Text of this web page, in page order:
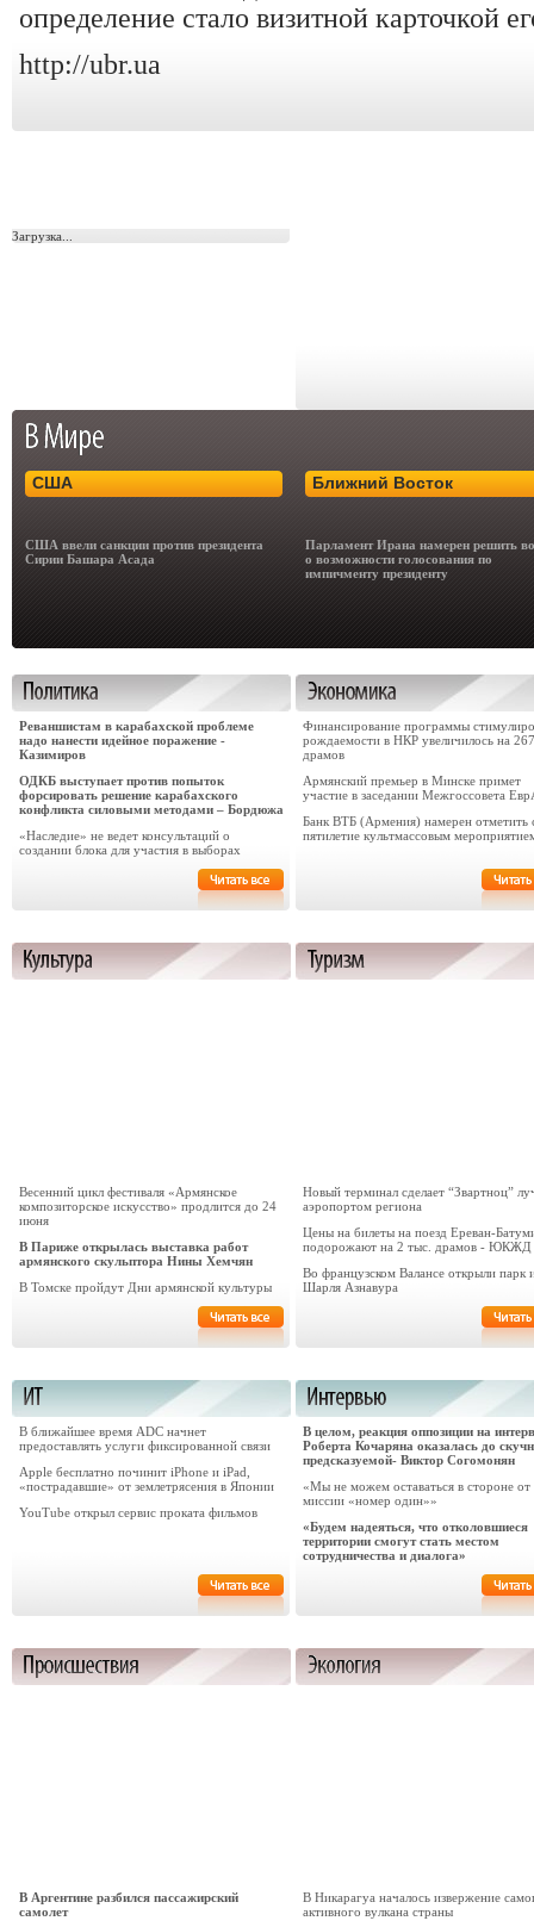
определение стало визитной карточкой
http://ubr.ua
Загрузка...
США
США ввели санкции против президента
Сирии Башара Асада
Ближний Восток
Парламент Ирана намерен решить
о возможности голосования по
импичменту президенту
Реваншистам в карабахской проблеме
надо нанести идейное поражение -
Казимиров
ОДКБ выступает против попыток
форсировать решение карабахского
конфликта силовыми методами – Бордюжа
«Наследие» не ведет консультаций о
создании блока для участия в выборах
Финансирование программы
рождаемости в НКР увеличилось на
драмов
Армянский премьер в Минске примет
участие в заседании Межгоссовета
Банк ВТБ (Армения) намерен отметить
пятилетие культмассовым
Весенний цикл фестиваля «Армянское
композиторское искусство» продлится до 24
июня
В Париже открылась выставка работ
армянского скульптора Нины Хемчян
В Томске пройдут Дни армянской культуры
Новый терминал сделает “Звартноц”
аэропортом региона
Цены на билеты на поезд Ереван-
подорожают на 2 тыс. драмов - ЮКЖД
Во французском Валансе открыли парк
Шарля Азнавура
В ближайшее время ADC начнет
предоставлять услуги фиксированной связи
Apple бесплатно починит iPhone и iPad,
«пострадавшие» от землетрясения в Японии
YouTube открыл сервис проката фильмов
В целом, реакция оппозиции на
Роберта Кочаряна оказалась до
предсказуемой- Виктор Согомонян
«Мы не можем оставаться в стороне от
миссии «номер один»»
«Будем надеяться, что отколовшиеся
территории смогут стать местом
сотрудничества и диалога»
В Аргентине разбился пассажирский
самолет
В Никарагуа началось извержение
активного вулкана страны